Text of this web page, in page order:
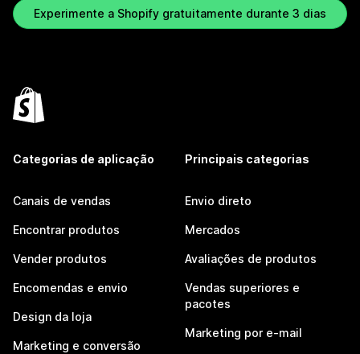
Experimente a Shopify gratuitamente durante 3 dias
Categorias de aplicação
Canais de vendas
Encontrar produtos
Vender produtos
Encomendas e envio
Design da loja
Marketing e conversão
Principais categorias
Envio direto
Mercados
Avaliações de produtos
Vendas superiores e
pacotes
Marketing por e-mail